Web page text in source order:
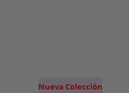
Nueva Colección